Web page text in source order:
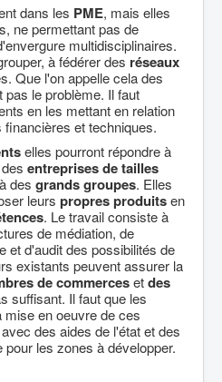
dans les PME, mais elles
ne permettant pas de
multidisciplinaires.
à fédérer des réseaux
Que l'on appelle cela des
le problème. Il faut
en les mettant en relation
et techniques.
elles pourront répondre à
entreprises de tailles
des grands groupes. Elles
leurs propres produitsen
. Le travail consiste à
de médiation, de
et d'audit des possibilités de
existants peuvent assurer la
de commercesetdes
suffisant. Il faut que les
mise en oeuvre de ces
avec des aides de l'état et des
les zones à développer.